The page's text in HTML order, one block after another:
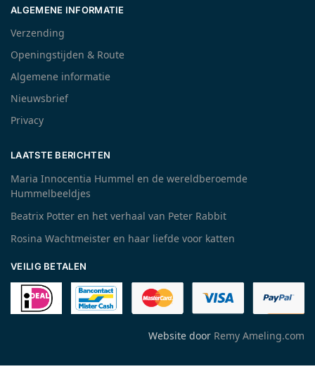
ALGEMENE INFORMATIE
Verzending
Openingstijden & Route
Algemene informatie
Nieuwsbrief
Privacy
LAATSTE BERICHTEN
Maria Innocentia Hummel en de wereldberoemde
Hummelbeeldjes
Beatrix Potter en het verhaal van Peter Rabbit
Rosina Wachtmeister en haar liefde voor katten
VEILIG BETALEN
Website door Remy Ameling.com